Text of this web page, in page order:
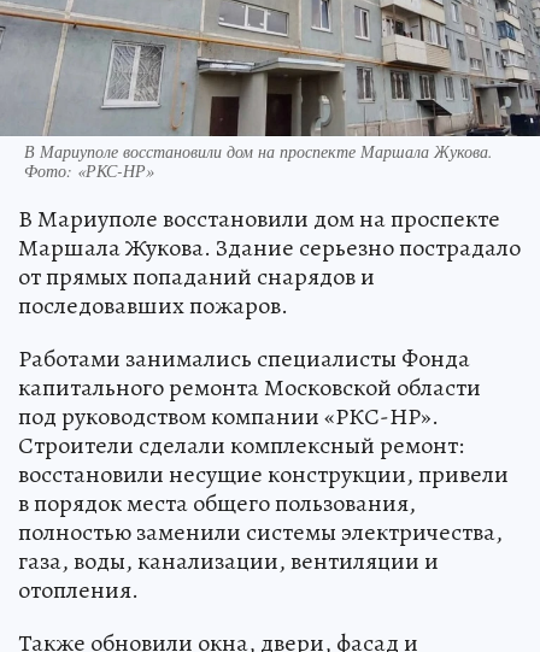
В Мариуполе восстановили дом на проспекте Маршала Жукова.
Фото: «РКС-НР»
В Мариуполе восстановили дом на проспекте
Маршала Жукова. Здание серьезно пострадало
от прямых попаданий снарядов и
последовавших пожаров.
Работами занимались специалисты Фонда
капитального ремонта Московской области
под руководством компании «РКС-НР».
Строители сделали комплексный ремонт:
восстановили несущие конструкции, привели
в порядок места общего пользования,
полностью заменили системы электричества,
газа, воды, канализации, вентиляции и
отопления.
Также обновили окна, двери, фасад и